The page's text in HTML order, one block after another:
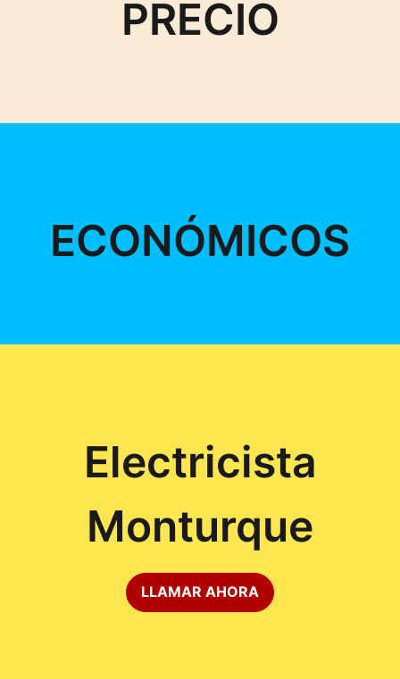
PRECIO
ECONÓMICOS
Electricista
Monturque
LLAMAR AHORA